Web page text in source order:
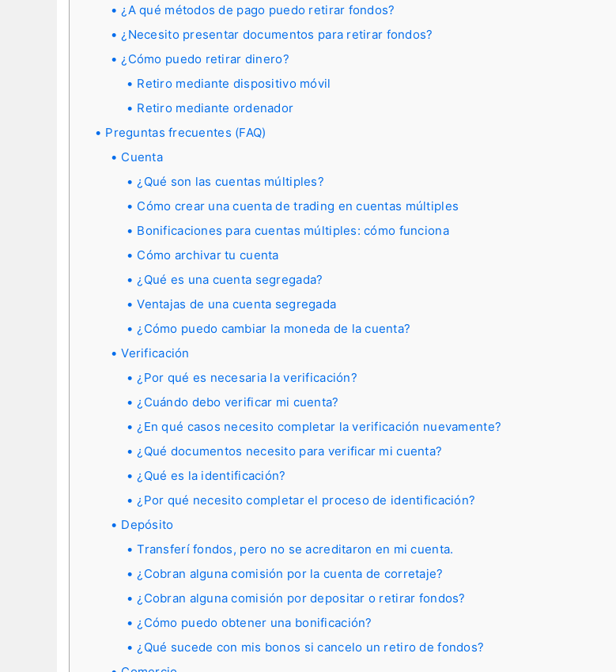
¿A qué métodos de pago puedo retirar fondos?
¿Necesito presentar documentos para retirar fondos?
¿Cómo puedo retirar dinero?
Retiro mediante dispositivo móvil
Retiro mediante ordenador
Preguntas frecuentes (FAQ)
Cuenta
¿Qué son las cuentas múltiples?
Cómo crear una cuenta de trading en cuentas múltiples
Bonificaciones para cuentas múltiples: cómo funciona
Cómo archivar tu cuenta
¿Qué es una cuenta segregada?
Ventajas de una cuenta segregada
¿Cómo puedo cambiar la moneda de la cuenta?
Verificación
¿Por qué es necesaria la verificación?
¿Cuándo debo verificar mi cuenta?
¿En qué casos necesito completar la verificación nuevamente?
¿Qué documentos necesito para verificar mi cuenta?
¿Qué es la identificación?
¿Por qué necesito completar el proceso de identificación?
Depósito
Transferí fondos, pero no se acreditaron en mi cuenta.
¿Cobran alguna comisión por la cuenta de corretaje?
¿Cobran alguna comisión por depositar o retirar fondos?
¿Cómo puedo obtener una bonificación?
¿Qué sucede con mis bonos si cancelo un retiro de fondos?